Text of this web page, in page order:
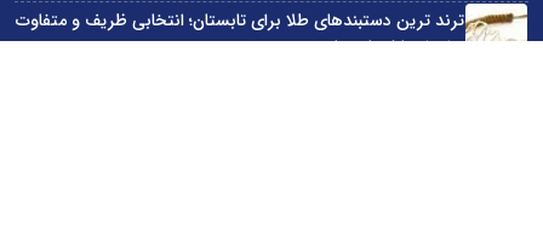
ترند ترین دستبندهای طلا برای تابستان؛ انتخابی ظریف و متفاوت
برای استایل‌های خاص